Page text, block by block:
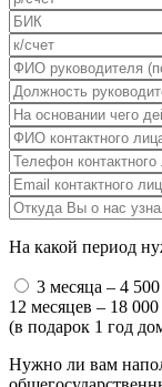
На какой период
3 месяца – 4
12 месяцев – 18
(в подарок 1 год
Нужно ли вам